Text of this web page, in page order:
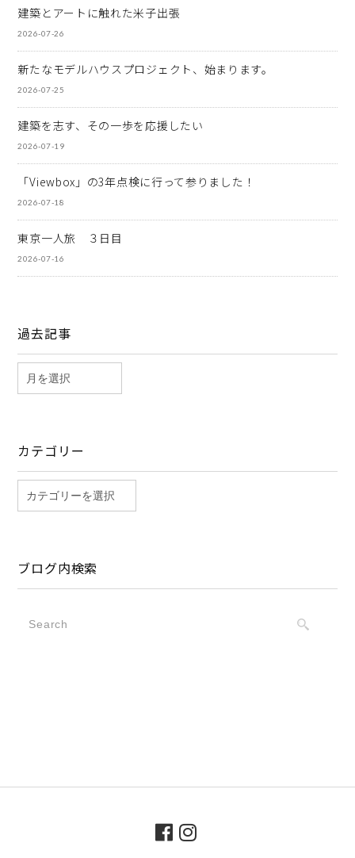
建築とアートに触れた米子出張
2026-07-26
新たなモデルハウスプロジェクト、始まります。
2026-07-25
建築を志す、その一歩を応援したい
2026-07-19
「Viewbox」の3年点検に行って参りました！
2026-07-18
東京一人旅 ３日目
2026-07-16
過去記事
カテゴリー
ブログ内検索